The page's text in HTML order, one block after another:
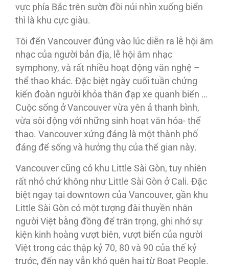
vực phía Bắc trên sườn đồi núi nhìn xuống biển
thì là khu cực giàu.
Tôi đến Vancouver đúng vào lúc diễn ra lễ hội âm
nhạc của người bản địa, lễ hội âm nhạc
symphony, và rất nhiều hoạt động văn nghệ –
thể thao khác. Đặc biệt ngày cuối tuần chứng
kiến đoàn người khỏa thân đạp xe quanh biển …
Cuộc sống ở Vancouver vừa yên ả thanh bình,
vừa sôi động với những sinh hoạt văn hóa- thể
thao. Vancouver xứng đáng là một thành phố
đáng để sống và hưởng thụ của thế gian này.
Vancouver cũng có khu Little Sài Gòn, tuy nhiên
rất nhỏ chứ không như Little Sài Gòn ở Cali. Đặc
biệt ngay tại downtown của Vancouver, gần khu
Little Sài Gòn có một tượng đài thuyền nhân
người Việt bằng đồng để trân trọng, ghi nhớ sự
kiện kinh hoàng vượt biên, vượt biển của người
Việt trong các thập kỷ 70, 80 và 90 của thế kỷ
trước, đến nay vẫn khó quên hai từ Boat People.